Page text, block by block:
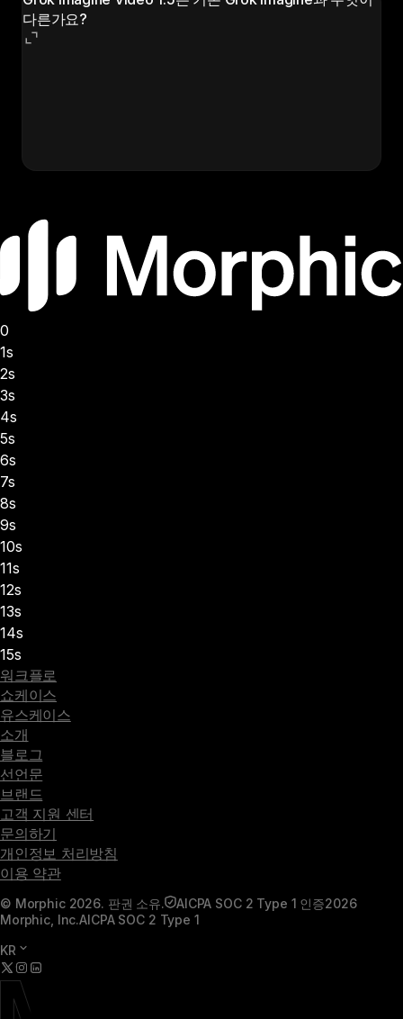
다른가요?
0
1s
2s
3s
4s
5s
6s
7s
8s
9s
10s
11s
12s
13s
14s
15s
워크플로
쇼케이스
유스케이스
소개
블로그
선언문
브랜드
고객 지원 센터
문의하기
개인정보 처리방침
이용 약관
© Morphic 2026. 판권 소유. AICPA SOC 2 Type 1 인증2026
Morphic, Inc.AICPA SOC 2 Type 1
KR